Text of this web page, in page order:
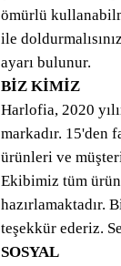
ömürlü
ile
ayarı bulunur.
BİZ KİMİZ
Harlofia, 2020
markadır. 15'den
ürünleri ve
Ekibimiz tüm
hazırlamaktadır.
teşekkür ederiz.
SOSYAL